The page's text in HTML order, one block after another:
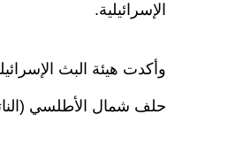
الإسرائيلية.
وأكدت هيئة البث
حلف شمال الأطلسي